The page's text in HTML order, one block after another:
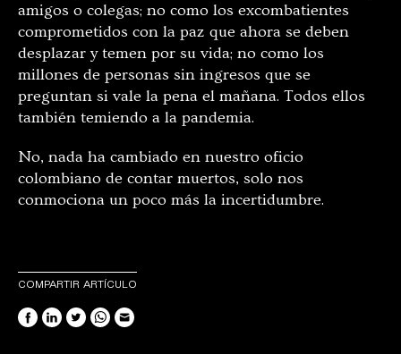
amigos o colegas; no como los excombatientes
comprometidos con la paz que ahora se deben
desplazar y temen por su vida; no como los
millones de personas sin ingresos que se
preguntan si vale la pena el mañana. Todos ellos
también temiendo a la pandemia.
No, nada ha cambiado en nuestro oficio
colombiano de contar muertos, solo nos
conmociona un poco más la incertidumbre.
COMPARTIR ARTÍCULO